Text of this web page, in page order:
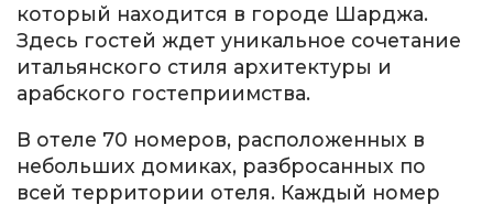
который находится в городе Шарджа.
Здесь гостей ждет уникальное сочетание
итальянского стиля архитектуры и
арабского гостеприимства.
В отеле 70 номеров, расположенных в
небольших домиках, разбросанных по
всей территории отеля. Каждый номер